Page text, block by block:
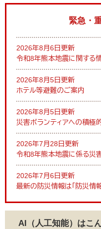
緊急・
2026年8月6日更新
令和8年熊本地震に関する
2026年8月5日更新
ホテル等避難のご案内
2026年8月5日更新
災害ボランティアへの積極
2026年7月28日更新
令和8年熊本地震に係る災
2026年7月6日更新
最新の防災情報は「防災情
AI（人工知能）はこ